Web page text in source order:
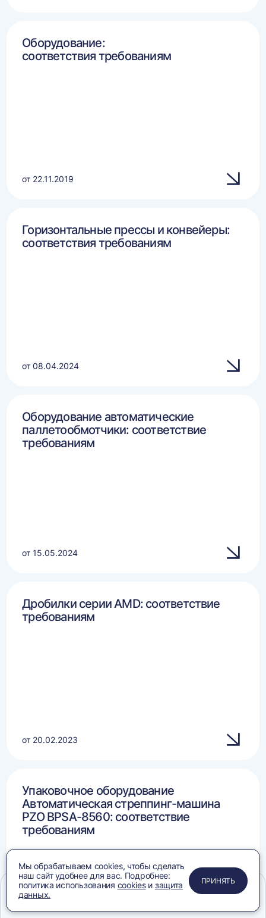
Оборудование:
соответствия требованиям
от 22.11.2019
Горизонтальные прессы и конвейеры:
соответствия требованиям
от 08.04.2024
Оборудование автоматические
паллетообмотчики: соответствие
требованиям
от 15.05.2024
Дробилки серии AMD: соответствие
требованиям
от 20.02.2023
Упаковочное оборудование
Автоматическая стреппинг-машина
PZO BPSA-8560: соответствие
требованиям
ПРИМЕНИТЬ
ЗАКРЫТЬ
ЗАКРЫТЬ
ЗАКРЫТЬ
Мы обрабатываем cookies, чтобы сделать
наш сайт удобнее для вас. Подробнее:
политика использования cookiesи защита
данных.
ПРИНЯТЬ